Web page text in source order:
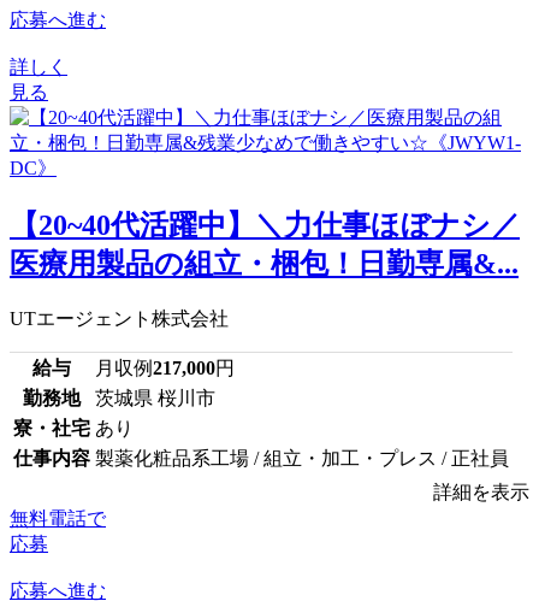
応募へ進む
詳しく
見る
【20~40代活躍中】＼力仕事ほぼナシ／
医療用製品の組立・梱包！日勤専属&...
UTエージェント株式会社
給与 月収例217,000円
勤務地
茨城県 桜川市
寮・社宅 あり
仕事内容 製薬化粧品系工場 / 組立・加工・プレス / 正社員
詳細を表示
無料電話で
応募
応募へ進む